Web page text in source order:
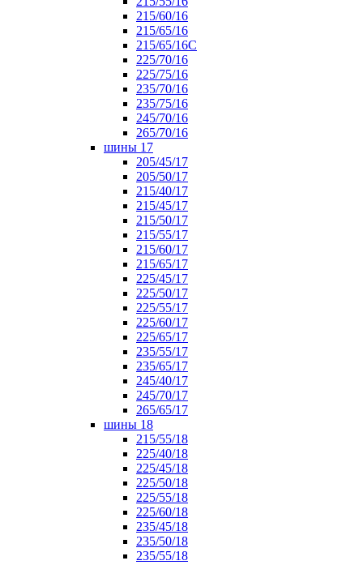
215/60/16
215/65/16
215/65/16С
225/70/16
225/75/16
235/70/16
235/75/16
245/70/16
265/70/16
шины 17
205/45/17
205/50/17
215/40/17
215/45/17
215/50/17
215/55/17
215/60/17
215/65/17
225/45/17
225/50/17
225/55/17
225/60/17
225/65/17
235/55/17
235/65/17
245/40/17
245/70/17
265/65/17
шины 18
215/55/18
225/40/18
225/45/18
225/50/18
225/55/18
225/60/18
235/45/18
235/50/18
235/55/18